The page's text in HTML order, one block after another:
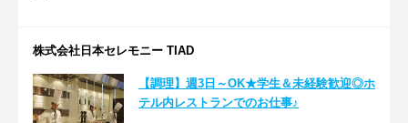
株式会社日本セレモニー TIAD
【調理】週3日～OK★学生＆未経験歓迎◎ホ
テル内レストランでのお仕事♪